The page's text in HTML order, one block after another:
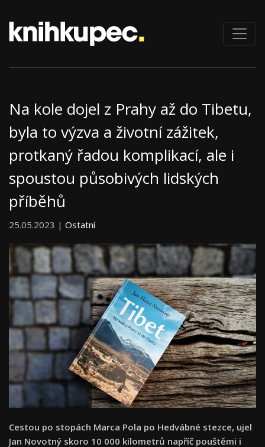
Na kole dojel z Prahy až do Tibetu,
byla to výzva a životní zážitek,
protkaný řadou komplikací, ale i
spoustou působivých lidských
příběhů
25.05.2023 | Ostatní
Cestou po stopách Marca Pola po Hedvábné stezce, ujel
Jan Novotný skoro 10 000 kilometrů napříč pouštěmi i